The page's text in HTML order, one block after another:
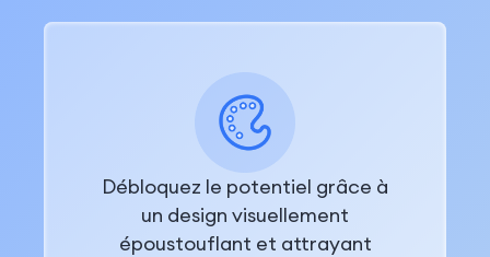
Débloquez le potentiel grâce à
un design visuellement
époustouflant et attrayant